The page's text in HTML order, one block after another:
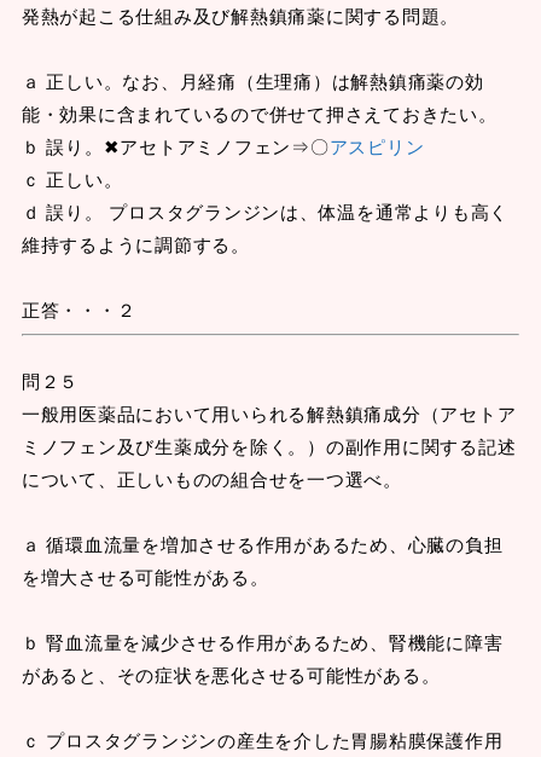
発熱が起こる仕組み及び解熱鎮痛薬に関する問題。
ａ 正しい。なお、月経痛（生理痛）は解熱鎮痛薬の効
能・効果に含まれているので併せて押さえておきたい。
ｂ 誤り。✖アセトアミノフェン⇒〇アスピリン
ｃ 正しい。
ｄ 誤り。 プロスタグランジンは、体温を通常よりも高く
維持するように調節する。
正答・・・２
問２５
一般用医薬品において用いられる解熱鎮痛成分（アセトア
ミノフェン及び生薬成分を除く。）の副作用に関する記述
について、正しいものの組合せを一つ選べ。
ａ 循環血流量を増加させる作用があるため、心臓の負担
を増大させる可能性がある。
ｂ 腎血流量を減少させる作用があるため、腎機能に障害
があると、その症状を悪化させる可能性がある。
ｃ プロスタグランジンの産生を介した胃腸粘膜保護作用